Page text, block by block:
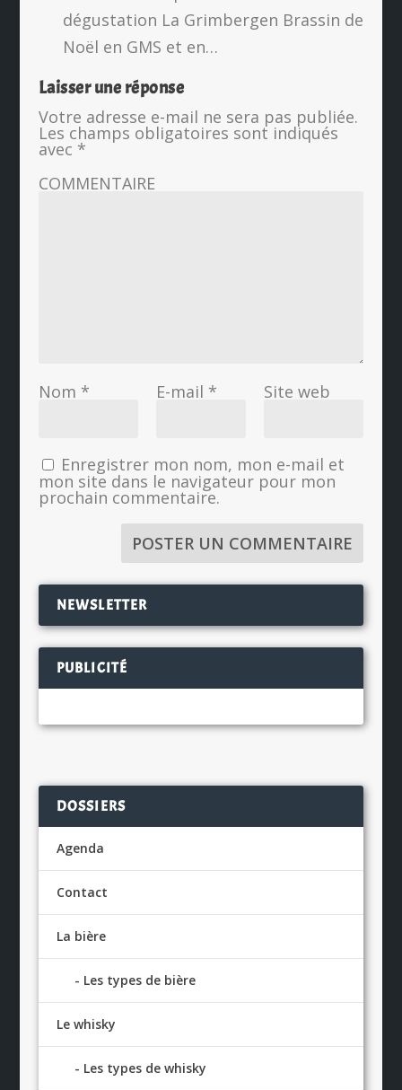
dégustation La Grimbergen Brassin de
Noël en GMS et en…
Laisser une réponse
Votre adresse e-mail ne sera pas publiée.
Les champs obligatoires sont indiqués
avec *
COMMENTAIRE
Nom * E-mail * Site web
Enregistrer mon nom, mon e-mail et
mon site dans le navigateur pour mon
prochain commentaire.
NEWSLETTER
PUBLICITÉ
DOSSIERS
Agenda
Contact
La bière
Les types de bière
Le whisky
Les types de whisky